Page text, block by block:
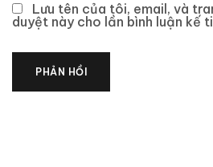
Lưu tên của tôi, email, và
duyệt này cho lần bình luận kế